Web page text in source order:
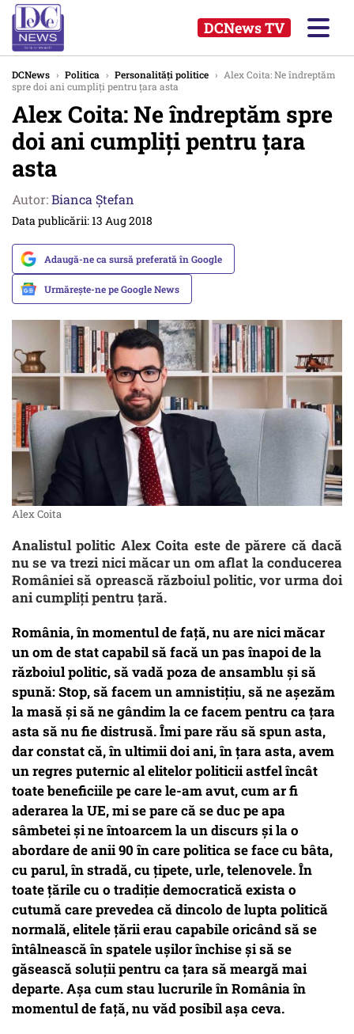
DCNews TV
DCNews › Politica › Personalități politice › Alex Coita: Ne îndreptăm
spre doi ani cumpliți pentru țara asta
Alex Coita: Ne îndreptăm spre
doi ani cumpliți pentru țara
asta
Autor:Bianca Ştefan
Data publicării: 13 Aug 2018
Adaugă-ne ca sursă preferată în Google
Urmărește-ne pe Google News
Alex Coita
Analistul politic Alex Coita este de părere că dacă
nu se va trezi nici măcar un om aflat la conducerea
României să oprească războiul politic, vor urma doi
ani cumpliți pentru țară.
România, în momentul de față, nu are nici măcar
un om de stat capabil să facă un pas înapoi de la
războiul politic, să vadă poza de ansamblu și să
spună: Stop, să facem un amnistițiu, să ne așezăm
la masă și să ne gândim la ce facem pentru ca țara
asta să nu fie distrusă. Îmi pare rău să spun asta,
dar constat că, în ultimii doi ani, în țara asta, avem
un regres puternic al elitelor politicii astfel încât
toate beneficiile pe care le-am avut, cum ar fi
aderarea la UE, mi se pare că se duc pe apa
sâmbetei și ne întoarcem la un discurs și la o
abordare de anii 90 în care politica se face cu bâta,
cu parul, în stradă, cu țipete, urle, telenovele. În
toate țările cu o tradiție democratică exista o
cutumă care prevedea că dincolo de lupta politică
normală, elitele țării erau capabile oricând să se
întâlnească în spatele ușilor închise și să se
găsească soluții pentru ca țara să meargă mai
departe. Așa cum stau lucrurile în România în
momentul de față, nu văd posibil așa ceva.